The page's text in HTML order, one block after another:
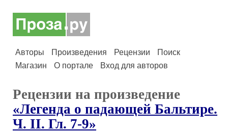
Авторы Произведения Рецензии
Поиск
Магазин
О портале Вход для авторов
Рецензии на произведение
«Легенда о падающей Бальтире.
Ч. II. Гл. 7-9»